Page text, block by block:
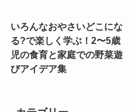
いろんなおやさいどこにな
る?で楽しく学ぶ！2〜5歳
児の食育と家庭での野菜遊
びアイデア集